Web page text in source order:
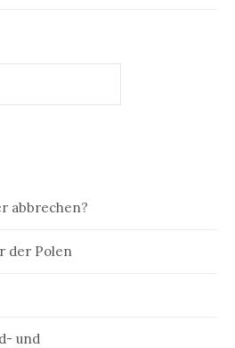
abbrechen?
der Polen
und